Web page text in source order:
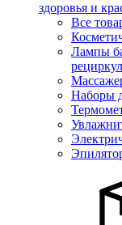
здоровья и
Все
Лампы
Наборы